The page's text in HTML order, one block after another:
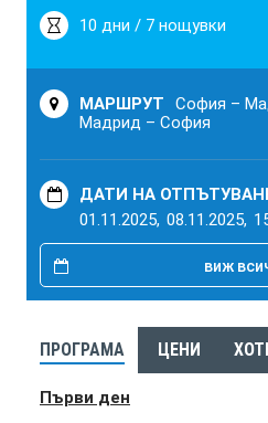
10 дни / 7 нощувки
МАРШРУТ
София –
Мадрид – София
ДАТИ НА
01.11.2025, 08.11.2025,
виж
ПРОГРАМА ЦЕНИ
Първи ден